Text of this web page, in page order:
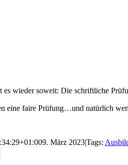
wieder soweit: Die schriftliche
eine faire Prüfung…und natürlich
9. März 2023|Tags: